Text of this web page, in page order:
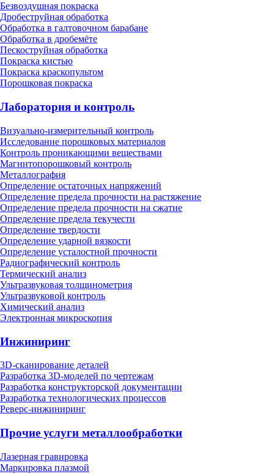
Безвоздушная покраска
Дробеструйная обработка
Обработка в галтовочном барабане
Обработка в дробемёте
Пескоструйная обработка
Покраска кистью
Покраска краскопультом
Порошковая покраска
Лаборатория и контроль
Визуально-измерительный контроль
Исследование порошковых материалов
Контроль проникающими веществами
Магнитопорошковый контроль
Металлография
Определение остаточных напряжений
Определение предела прочности на растяжение
Определение предела прочности на сжатие
Определение предела текучести
Определение твердости
Определение ударной вязкости
Определение усталостной прочности
Радиографический контроль
Термический анализ
Ультразвуковая толщинометрия
Ультразвуковой контроль
Химический анализ
Электронная микроскопия
Инжиниринг
3D-сканирование деталей
Разработка 3D-моделей по чертежам
Разработка конструкторской документации
Разработка технологических процессов
Реверс-инжиниринг
Прочие услуги металлообработки
Лазерная гравировка
Маркировка плазмой